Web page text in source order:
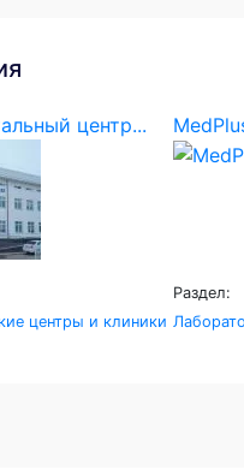
центр...
центры и клиники
Раздел: